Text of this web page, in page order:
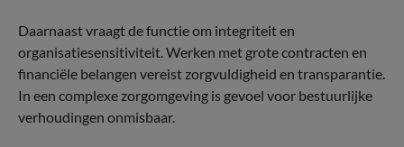
Daarnaast vraagt de functie om integriteit en
organisatiesensitiviteit. Werken met grote contracten en
financiële belangen vereist zorgvuldigheid en transparantie.
In een complexe zorgomgeving is gevoel voor bestuurlijke
verhoudingen onmisbaar.